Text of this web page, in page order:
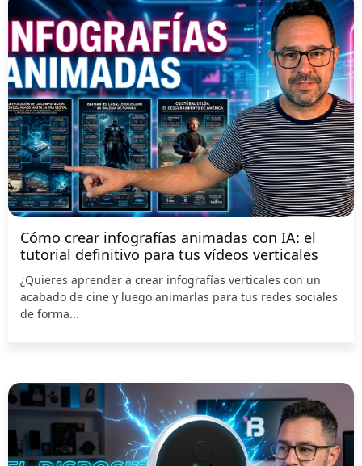
Cómo crear infografías animadas con IA: el
tutorial definitivo para tus vídeos verticales
¿Quieres aprender a crear infografías verticales con un
acabado de cine y luego animarlas para tus redes sociales
de forma...